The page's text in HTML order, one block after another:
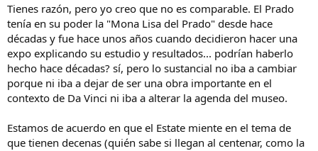
Tienes razón, pero yo creo que no es comparable. El Prado
tenía en su poder la "Mona Lisa del Prado" desde hace
décadas y fue hace unos años cuando decidieron hacer una
expo explicando su estudio y resultados... podrían haberlo
hecho hace décadas? sí, pero lo sustancial no iba a cambiar
porque ni iba a dejar de ser una obra importante en el
contexto de Da Vinci ni iba a alterar la agenda del museo.
Estamos de acuerdo en que el Estate miente en el tema de
que tienen decenas (quién sabe si llegan al centenar, como la